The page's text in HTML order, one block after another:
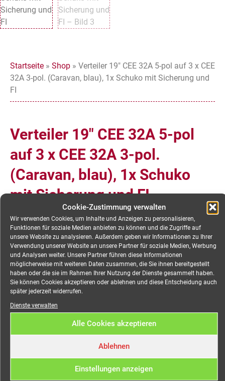
Cookie-Zustimmung verwalten
Wir verwenden Cookies, um Inhalte und Anzeigen zu personalisieren,
Funktionen für soziale Medien anbieten zu können und die Zugriffe auf
unsere Website zu analysieren. Außerdem geben wir Informationen zu Ihrer
Verwendung unserer Website an unsere Partner für soziale Medien, Werbung
und Analysen weiter. Unsere Partner führen diese Informationen
möglicherweise mit weiteren Daten zusammen, die Sie ihnen bereitgestellt
haben oder die sie im Rahmen Ihrer Nutzung der Dienste gesammelt haben.
Sie können Cookies akzeptieren oder ablehnen und diese Entscheidung auch
später jederzeit widerrufen.
Dienste verwalten
Alle Cookies akzeptieren
Ablehnen
Einstellungen anzeigen
Startseite » Shop » Verteiler 19″ CEE 32A 5-pol auf 3 x CEE
32A 3-pol. (Caravan, blau), 1x Schuko mit Sicherung und
FI
Verteiler 19″ CEE 32A 5-pol
auf 3 x CEE 32A 3-pol.
(Caravan, blau), 1x Schuko
mit Sicherung und FI
SKU1001138.00 Kategorie19" Verteiler CEE 32A
€24,40 inkl. 19% Mwst./Miettag
Anfragekorb